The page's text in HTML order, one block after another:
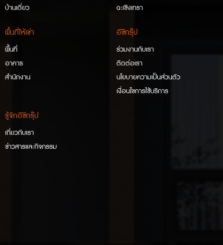
บ้านเดี่ยว
ฉะเชิงเทรา
พื้นที่ให้เช่า
พื้นที่
อาคาร
สำนักงาน
อีซีกรุ๊ป
ร่วมงานกับเรา
ติดต่อเรา
นโยบายความเป็นส่วนตัว
เงื่อนไขการใช้บริการ
รู้จักอีซีกรุ๊ป
เกี่ยวกับเรา
ข่าวสารและกิจกรรม